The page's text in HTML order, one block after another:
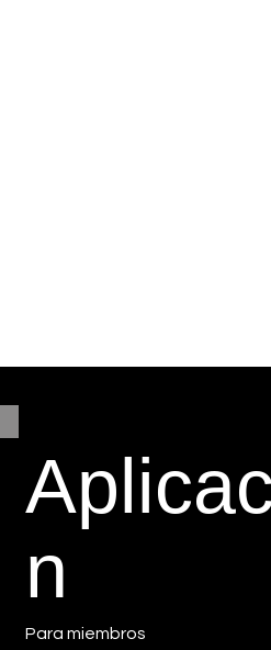
n
Para miembros